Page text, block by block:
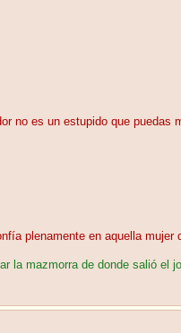
no es un estupido que puedas
plenamente en aquella mujer
la mazmorra de donde salió el